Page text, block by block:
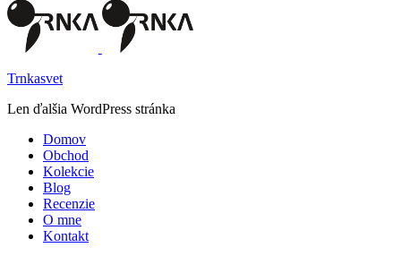
Trnkasvet
Len ďalšia WordPress stránka
Domov
Obchod
Kolekcie
Blog
Recenzie
O mne
Kontakt